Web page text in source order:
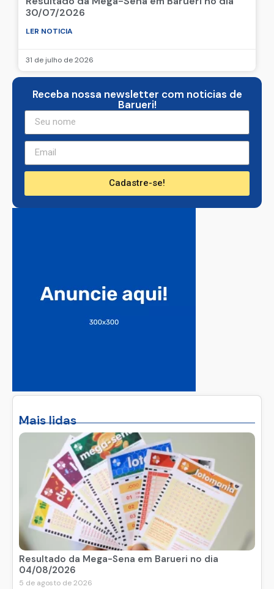
30/07/2026
LER NOTICIA
31 de julho de 2026
Mais lidas
Resultado da Mega-Sena em Barueri no dia
04/08/2026
5 de agosto de 2026
Receba nossa newsletter com noticias de
Barueri!
Cadastre-se!